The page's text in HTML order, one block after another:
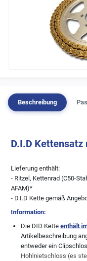
Beschreibung
D.I.D
Lieferung enthält:
- Ritzel, Kettenrad (C50-
AFAM)*
- D.I.D Kette gemäß
Information:
Die DID Kette enthält
Artikelbeschreibung
entweder ein
Hohlnietschloss (es